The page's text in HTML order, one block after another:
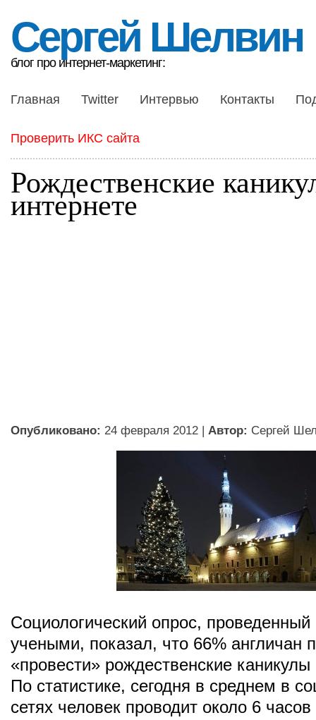
Сергей Шелвин
блог про интернет-маркетинг:
Главная Twitter Интервью Контакты
Проверить ИКС сайта
Рождественские
интернете
Опубликовано: 24 февраля 2012 | Автор: Сергей
Социологический опрос,
учеными, показал, что 66% англичан
«провести» рождественские
По статистике, сегодня в среднем в
сетях человек проводит около 6